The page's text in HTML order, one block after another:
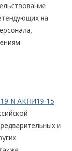
на
N АКПИ19-15
и